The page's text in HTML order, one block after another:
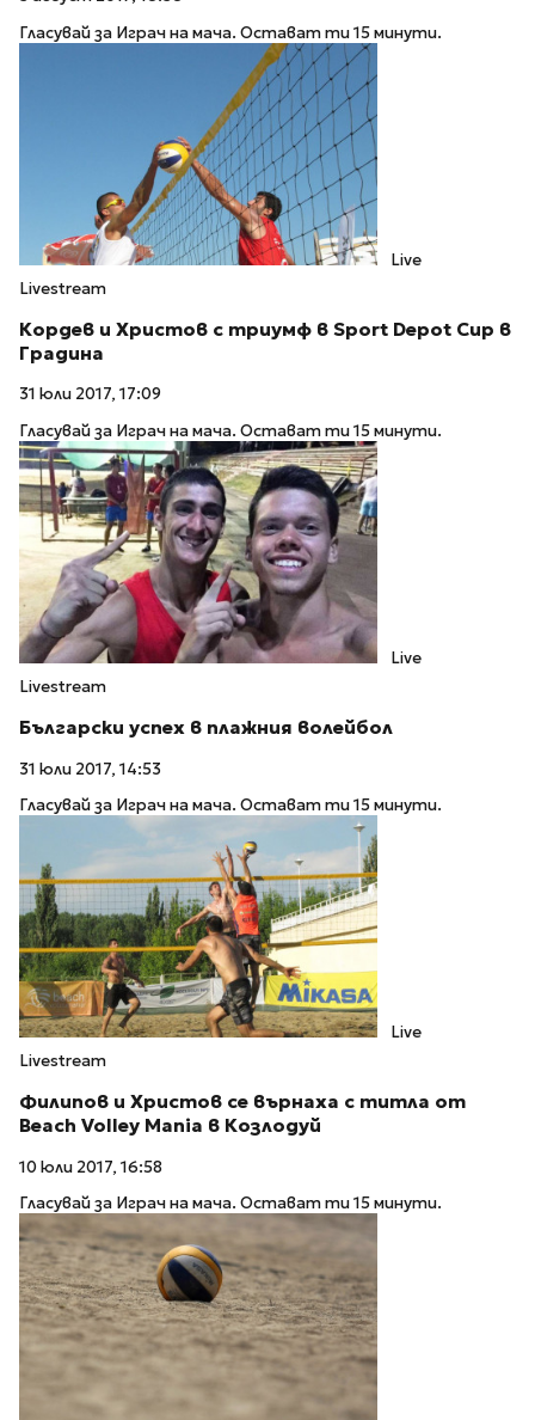
Гласувай за Играч на мача. Остават ти 15 минути.
Live
Livestream
Кордев и Христов с триумф в Sport Depot Cup в
Градина
31 юли 2017, 17:09
Гласувай за Играч на мача. Остават ти 15 минути.
Live
Livestream
Български успех в плажния волейбол
31 юли 2017, 14:53
Гласувай за Играч на мача. Остават ти 15 минути.
Live
Livestream
Филипов и Христов се върнаха с титла от
Beach Volley Mania в Козлодуй
10 юли 2017, 16:58
Гласувай за Играч на мача. Остават ти 15 минути.